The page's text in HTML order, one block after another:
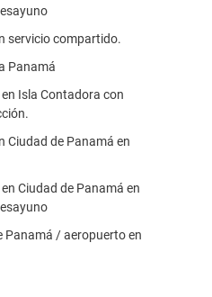
servicio compartido.
Panamá
Isla Contadora con
Ciudad de Panamá en
Ciudad de Panamá en
Panamá / aeropuerto en